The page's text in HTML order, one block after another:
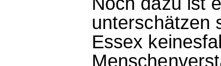
unterschätzen
Essex